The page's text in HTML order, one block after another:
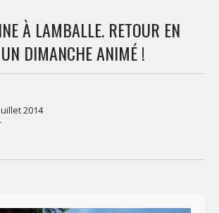
À LAMBALLE. RETOUR EN
DIMANCHE ANIMÉ !
2014